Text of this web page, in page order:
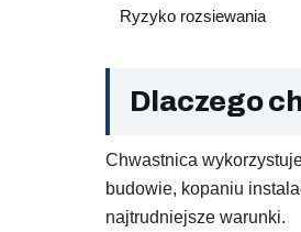
Ryzyko rozsiewania
Dlaczego
Chwastnica
budowie, kopaniu
najtrudniejsze warunki.